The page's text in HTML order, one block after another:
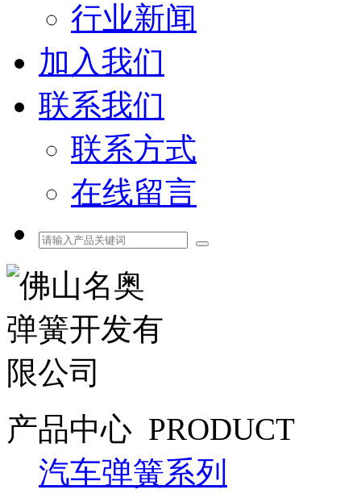
行业新闻
加入我们
联系我们
联系方式
在线留言
产品中心 PRODUCT
汽车弹簧系列